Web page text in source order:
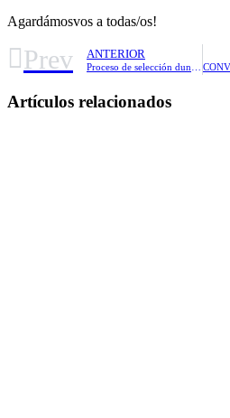
Agardámosvos a todas/os!
Prev ANTERIOR
Artículos relacionados